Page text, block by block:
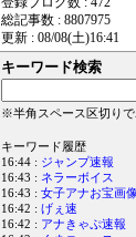
総記事数 : 8807975
更新 : 08/08(土)16:41
キーワード検索
※半角スペース区切り
キーワード履歴
16:44 : ジャンプ速報
16:43 : ネラーボイス
16:43 : 女子アナお宝画
16:42 : げぇ速
16:42 : アナきゃぷ速報